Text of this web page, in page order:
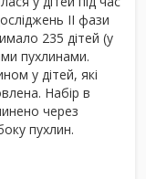
ІІ фази
235 дітей (у
пухлинами.
у дітей, які
Набір в
через
пухлин.